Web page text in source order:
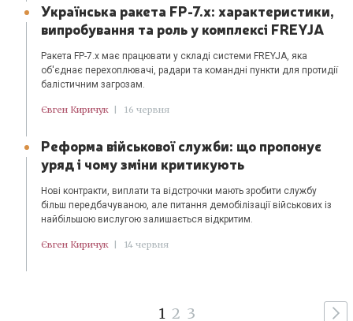
Українська ракета FP-7.x: характеристики,
випробування та роль у комплексі FREYJA
Ракета FP-7.x має працювати у складі системи FREYJA, яка
об'єднає перехоплювачі, радари та командні пункти для протидії
балістичним загрозам.
Євген Киричук 16 червня
Реформа військової служби: що пропонує
уряд і чому зміни критикують
Нові контракти, виплати та відстрочки мають зробити службу
більш передбачуваною, але питання демобілізації військових із
найбільшою вислугою залишається відкритим.
Євген Киричук 14 червня
1 2 3